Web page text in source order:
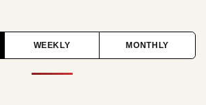
WEEKLY MONTHLY